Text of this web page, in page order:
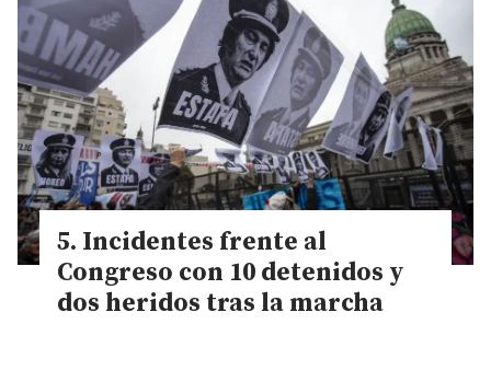
Incidentes frente al
Congreso con 10 detenidos y
dos heridos tras la marcha